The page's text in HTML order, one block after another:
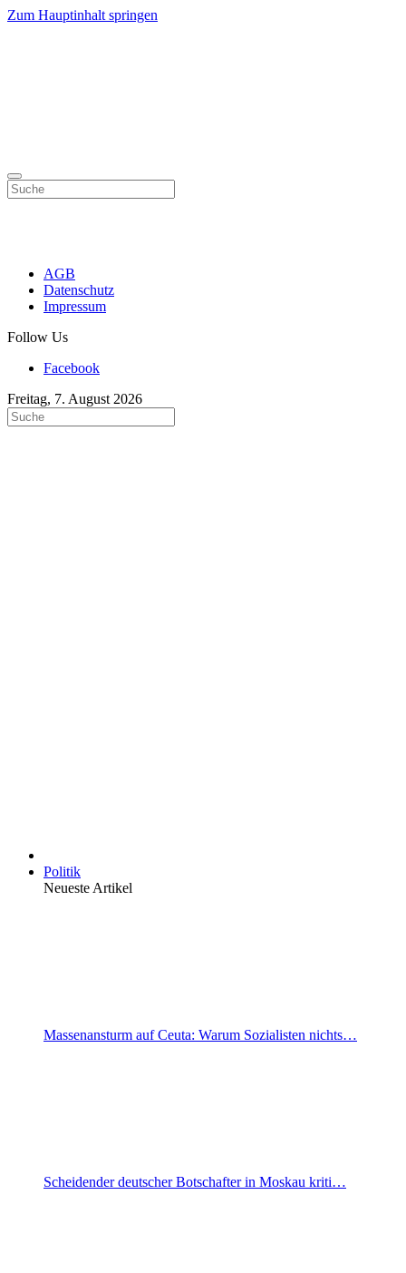
Zum Hauptinhalt springen
AGB
Datenschutz
Impressum
Follow Us
Facebook
Freitag, 7. August 2026
Politik
Neueste Artikel
Massenansturm auf Ceuta: Warum Sozialisten nichts…
Scheidender deutscher Botschafter in Moskau kriti…